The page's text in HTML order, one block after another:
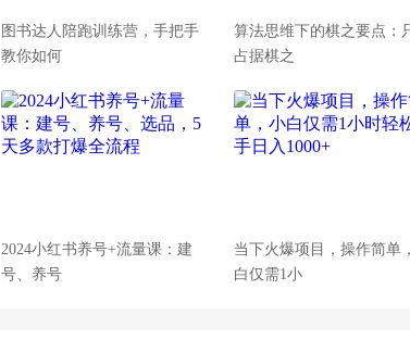
图书达人陪跑训练营，手把手
教你如何
算法思维下的棋之要点：
占据棋之
2024小红书养号+流量课：建
号、养号
当下火爆项目，操作简单
白仅需1小